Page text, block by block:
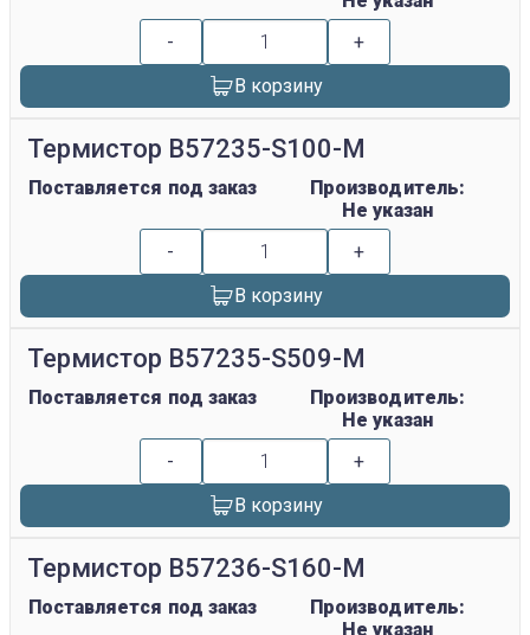
-
+
В корзину
Термистор B57235-S100-M
Поставляется под заказ
Производитель:
Не указан
-
+
В корзину
Термистор B57235-S509-M
Поставляется под заказ
Производитель:
Не указан
-
+
В корзину
Термистор B57236-S160-M
Поставляется под заказ
Производитель:
Не указан